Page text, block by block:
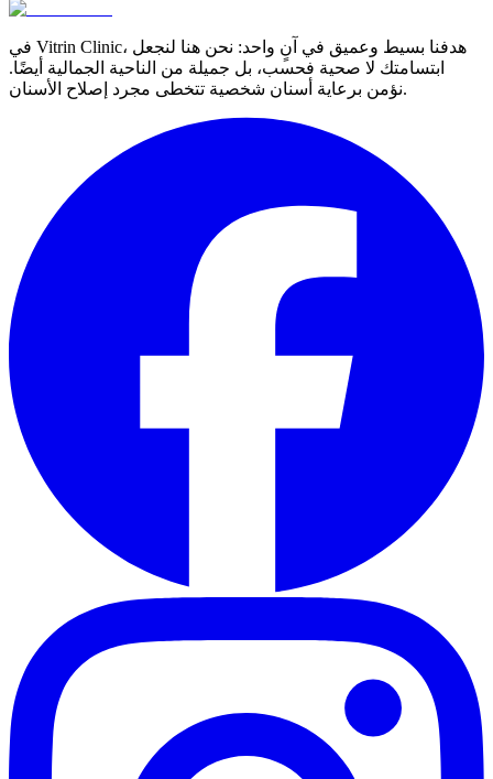
في Vitrin Clinic، هدفنا بسيط وعميق في آنٍ واحد: نحن هنا لنجعل
ابتسامتك لا صحية فحسب، بل جميلة من الناحية الجمالية أيضًا.
نؤمن برعاية أسنان شخصية تتخطى مجرد إصلاح الأسنان.